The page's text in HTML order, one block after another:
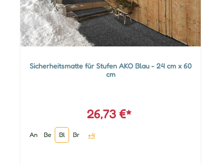
Sicherheitsmatte für Stufen AKO Blau - 24 cm x 60
cm
26,73 €*
An Be Bl Br +4